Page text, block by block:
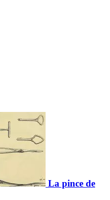
La pince de